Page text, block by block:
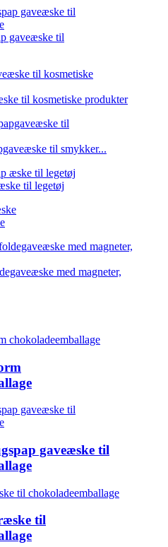
gaveæske til
til kosmetiske produkter
til smykker...
til legetøj
med magneter,
gaveæske til
til